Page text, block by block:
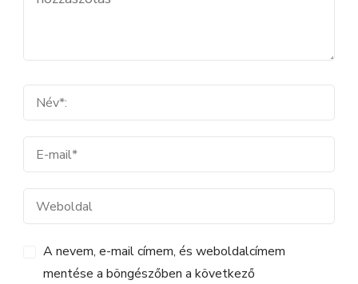
A nevem, e-mail címem, és weboldalcímem
mentése a böngészőben a következő